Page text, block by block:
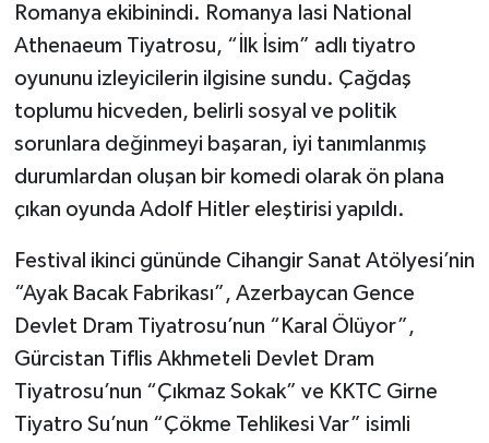
Romanya ekibinindi. Romanya Iasi National
Athenaeum Tiyatrosu, “İlk İsim” adlı tiyatro
oyununu izleyicilerin ilgisine sundu. Çağdaş
toplumu hicveden, belirli sosyal ve politik
sorunlara değinmeyi başaran, iyi tanımlanmış
durumlardan oluşan bir komedi olarak ön plana
çıkan oyunda Adolf Hitler eleştirisi yapıldı.
Festival ikinci gününde Cihangir Sanat Atölyesi’nin
“Ayak Bacak Fabrikası”, Azerbaycan Gence
Devlet Dram Tiyatrosu’nun “Karal Ölüyor”,
Gürcistan Tiflis Akhmeteli Devlet Dram
Tiyatrosu’nun “Çıkmaz Sokak” ve KKTC Girne
Tiyatro Su’nun “Çökme Tehlikesi Var” isimli